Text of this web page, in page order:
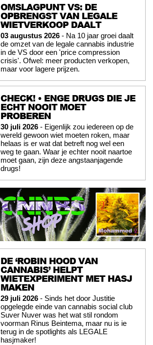
OMSLAGPUNT VS: DE
OPBRENGST VAN LEGALE
WIETVERKOOP DAALT
03 augustus 2026 - Na 10 jaar groei daalt
de omzet van de legale cannabis industrie
in de VS door een 'price compression
crisis'. Ofwel: meer producten verkopen,
maar voor lagere prijzen.
CHECK! • ENGE DRUGS DIE JE
ECHT NOOIT MOET
PROBEREN
30 juli 2026 - Eigenlijk zou iedereen op de
wereld gewoon wiet moeten roken, maar
helaas is er wat dat betreft nog wel een
weg te gaan. Waar je echter nooit naartoe
moet gaan, zijn deze angstaanjagende
drugs!
DE ‘ROBIN HOOD VAN
CANNABIS’ HELPT
WIETEXPERIMENT MET HASJ
MAKEN
29 juli 2026 - Sinds het door Justitie
opgelegde einde van cannabis social club
Suver Nuver was het wat stil rondom
voorman Rinus Beintema, maar nu is ie
terug in de spotlights als LEGALE
hasjmaker!